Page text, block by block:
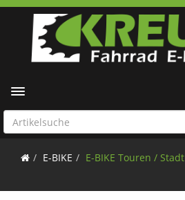
Toggle navigation
E-BIKE E-BIKE Touren / Stadt